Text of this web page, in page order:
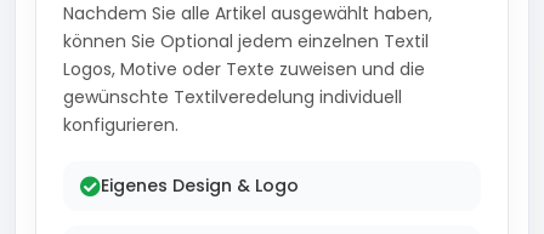
Nachdem Sie alle Artikel ausgewählt haben,
können Sie Optional jedem einzelnen Textil
Logos, Motive oder Texte zuweisen und die
gewünschte Textilveredelung individuell
konfigurieren.
Eigenes Design & Logo